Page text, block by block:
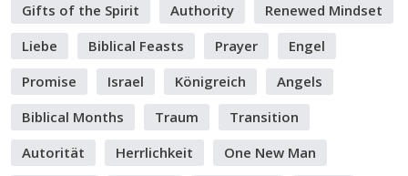
Gifts of the Spirit
Authority
Renewed Mindset
Liebe
Biblical Feasts Prayer
Engel
Promise
Israel Königreich
Angels
Biblical Months
Traum
Transition
Autorität
Herrlichkeit
One New Man